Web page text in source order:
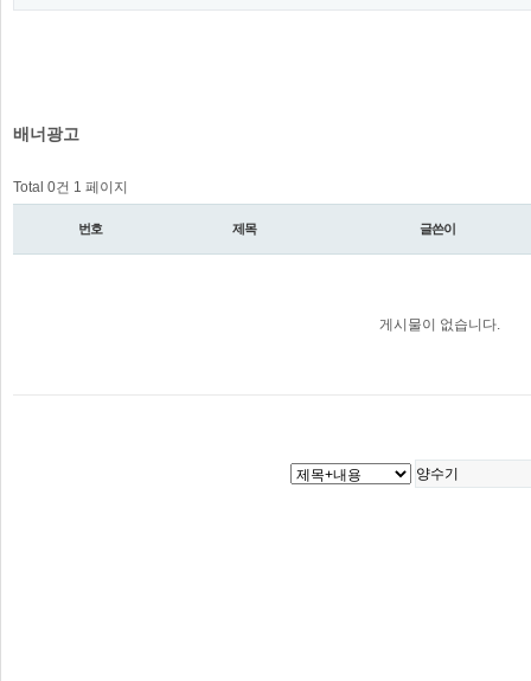
배너광고
Total 0건 1 페이지
번호 제목 글쓴이
게시물이 없습니다.